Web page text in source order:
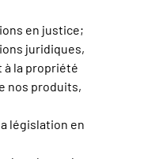
en justice;
juridiques,
à la propriété
nos produits,
législation en